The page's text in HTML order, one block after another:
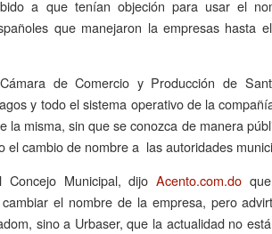
a que tenían objeción para usar el
que manejaron la empresas hasta
de Comercio y Producción de
y todo el sistema operativo de la
la misma, sin que se conozca de manera
el cambio de nombre a las autoridades
Concejo Municipal, dijo Acento.com.doque
el nombre de la empresa, pero
sino a Urbaser, que la actualidad no